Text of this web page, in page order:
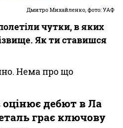
Дмитро Михайленко, фото: УАФ
чутки, в яких
Як ти ставишся
Нема про що
дебют в Ла
грає ключову